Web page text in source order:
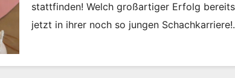
stattfinden! Welch großartiger Erfolg bereits
jetzt in ihrer noch so jungen